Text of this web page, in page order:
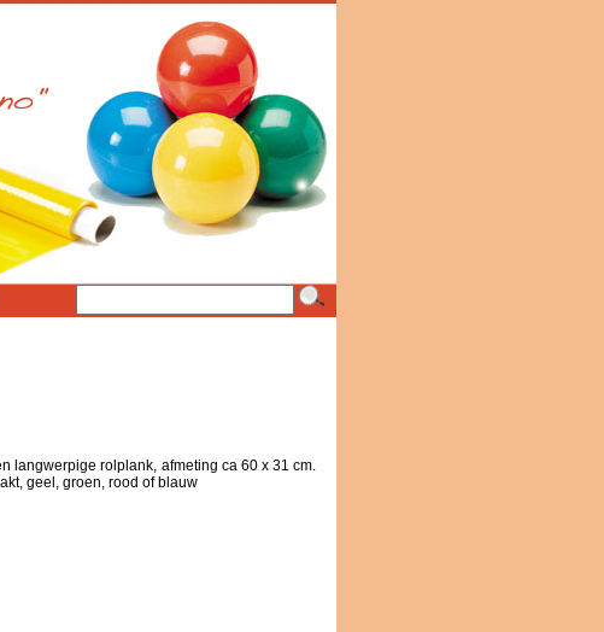
langwerpige rolplank, afmeting ca 60 x 31 cm.
geel, groen, rood of blauw